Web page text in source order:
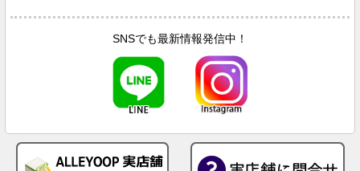
SNSでも最新情報発信中！